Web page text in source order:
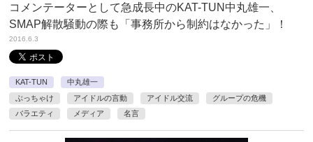
コメンテーターとして急成長中のKAT-TUN中丸雄一、
SMAP解散騒動の際も「事務所から制約はなかった」！
2016.6.3
KAT-TUN
中丸雄一
ぶっちゃけ
アイドルの言動 アイドル交流
グループの危機
バラエティ
メディア 名言